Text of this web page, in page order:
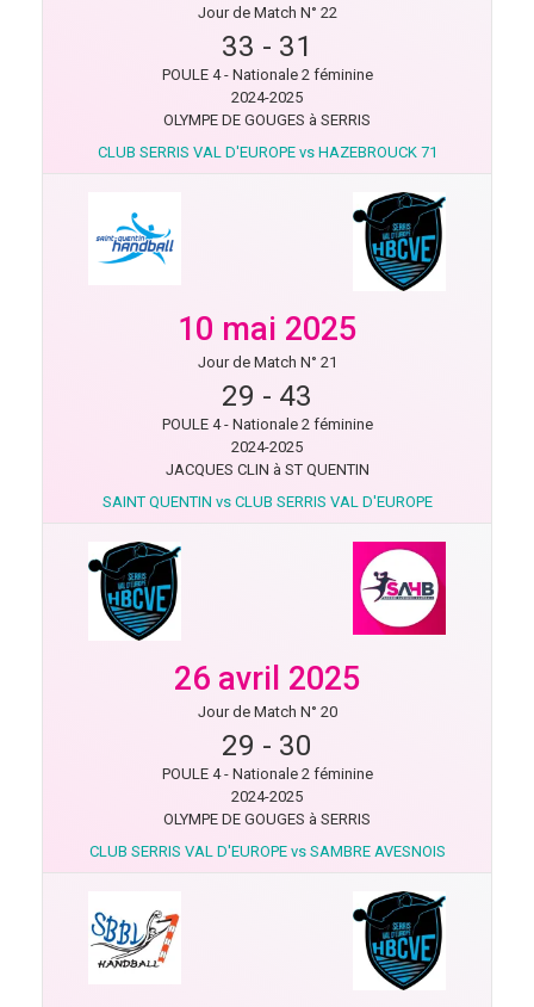
Jour de Match N° 22
33 - 31
POULE 4 - Nationale 2 féminine
2024-2025
OLYMPE DE GOUGES à SERRIS
CLUB SERRIS VAL D'EUROPE vs HAZEBROUCK 71
10 mai 2025
Jour de Match N° 21
29 - 43
POULE 4 - Nationale 2 féminine
2024-2025
JACQUES CLIN à ST QUENTIN
SAINT QUENTIN vs CLUB SERRIS VAL D'EUROPE
26 avril 2025
Jour de Match N° 20
29 - 30
POULE 4 - Nationale 2 féminine
2024-2025
OLYMPE DE GOUGES à SERRIS
CLUB SERRIS VAL D'EUROPE vs SAMBRE AVESNOIS